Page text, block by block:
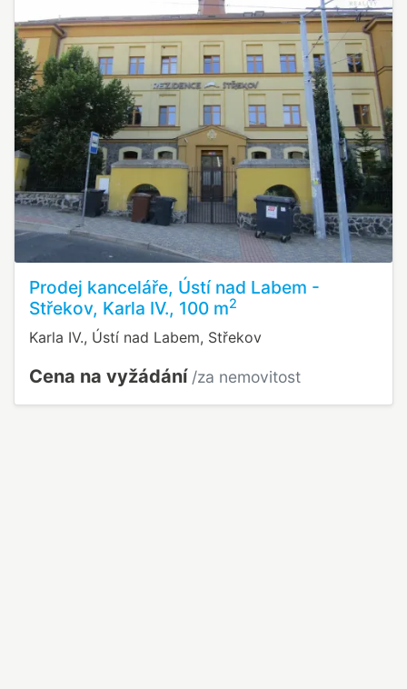
Prodej kanceláře, Ústí nad Labem -
Střekov, Karla IV., 100 m2
Karla IV., Ústí nad Labem, Střekov
Cena na vyžádání /za nemovitost